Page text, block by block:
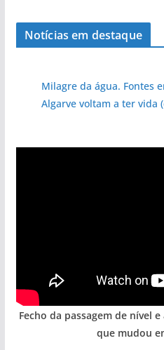
Notícias em destaque
Milagre da água. Fontes
Algarve voltam a ter vida
Fecho da passagem de nível
que mudou